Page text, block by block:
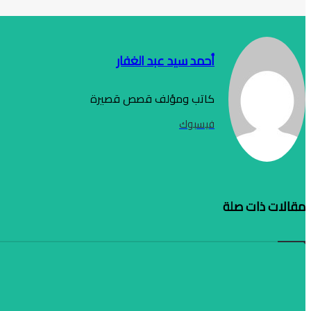
أحمد سيد عبد الغفار
كاتب ومؤلف قصص قصيرة
فيسبوك
مقالات ذات صلة